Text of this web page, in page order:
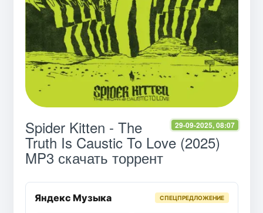
29-09-2025, 08:07
Spider Kitten - The
Truth Is Caustic To Love (2025)
MP3 скачать торрент
Яндекс Музыка СПЕЦПРЕДЛОЖЕНИЕ